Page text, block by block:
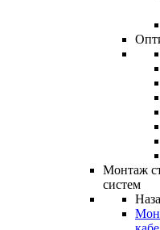
Монтаж
систем